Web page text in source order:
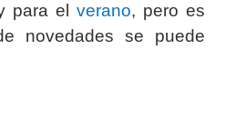
para elverano, pero es
novedades se puede